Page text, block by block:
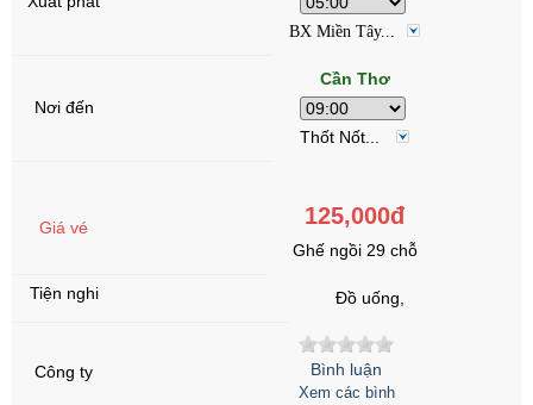
BX Miền Tây...
Cần Thơ
Thốt Nốt...
125,000đ
Ghế ngồi 29 chỗ
Đồ uống,
Bình luận
Xem các bình